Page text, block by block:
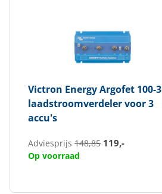
Victron EnergyArgofet 100-3
laadstroomverdeler voor 3
accu's
Adviesprijs 148,85 119,-
Op voorraad